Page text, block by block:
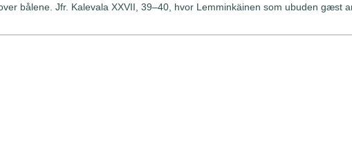
bålene. Jfr. Kalevala XXVII, 39–40, hvor Lemminkäinen som ubuden gæst